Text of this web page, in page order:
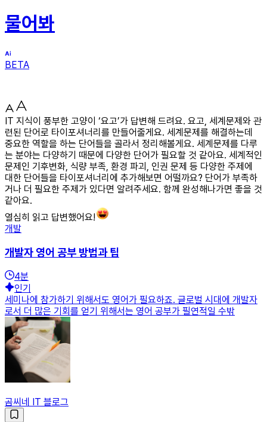
물어봐
BETA
IT 지식이 풍부한 고양이 ‘요고’가 답변해 드려요. 요고, 세계문제와 관
련된 단어로 타이포셔너리를 만들어줄게요. 세계문제를 해결하는데
중요한 역할을 하는 단어들을 골라서 정리해볼게요. 세계문제를 다루
는 분야는 다양하기 때문에 다양한 단어가 필요할 것 같아요. 세계적인
문제인 기후변화, 식량 부족, 환경 파괴, 인권 문제 등 다양한 주제에
대한 단어들을 타이포셔너리에 추가해보면 어떨까요? 단어가 부족하
거나 더 필요한 주제가 있다면 알려주세요. 함께 완성해나가면 좋을 것
같아요.
열심히 읽고 답변했어요!
개발
개발자 영어 공부 방법과 팁
4분
인기
세미나에 참가하기 위해서도 영어가 필요하죠. 글로벌 시대에 개발자
로서 더 많은 기회를 얻기 위해서는 영어 공부가 필연적일 수밖
곰씨네 IT 블로그